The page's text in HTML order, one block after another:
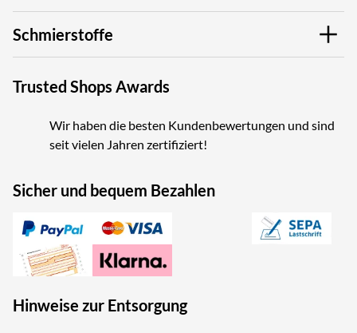
Schmierstoffe
Trusted Shops Awards
Wir haben die besten Kundenbewertungen und sind
seit vielen Jahren zertifiziert!
Sicher und bequem Bezahlen
Hinweise zur Entsorgung